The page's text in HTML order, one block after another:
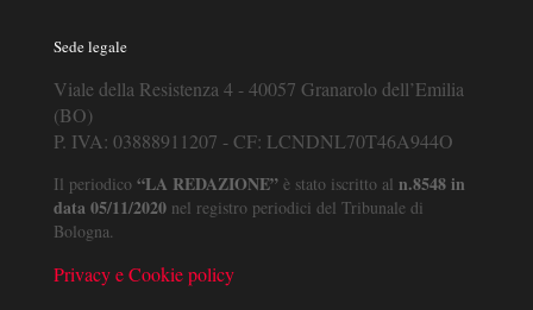
Sede legale
Viale della Resistenza 4 - 40057 Granarolo dell’Emilia
(BO)
P. IVA: 03888911207 - CF: LCNDNL70T46A944O
Il periodico “LA REDAZIONE” è stato iscritto al n.8548 in
data 05/11/2020 nel registro periodici del Tribunale di
Bologna.
Privacy e Cookie policy